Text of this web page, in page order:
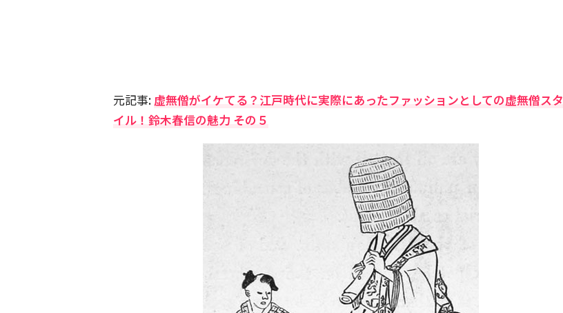
元記事: 虚無僧がイケてる？江戸時代に実際にあったファッションとしての虚無僧スタ
イル！鈴木春信の魅力 その５